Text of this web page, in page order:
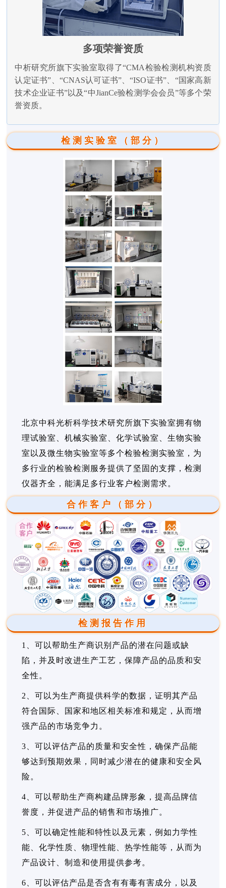
多项荣誉资质
中析研究所旗下实验室取得了“CMA检验检测机构资质
认定证书”、“CNAS认可证书”、“ISO证书”、“国家高新
技术企业证书”以及“中JianCe验检测学会会员”等多个荣
誉资质。
检测实验室（部分）
北京中科光析科学技术研究所旗下实验室拥有物
理试验室、机械实验室、化学试验室、生物实验
室以及微生物实验室等多个检验检测实验室，为
多行业的检验检测服务提供了坚固的支撑，检测
仪器齐全，能满足多行业客户检测需求。
合作客户（部分）
检测报告作用
1、可以帮助生产商识别产品的潜在问题或缺
陷，并及时改进生产工艺，保障产品的品质和安
全性。
2、可以为生产商提供科学的数据，证明其产品
符合国际、国家和地区相关标准和规定，从而增
强产品的市场竞争力。
3、可以评估产品的质量和安全性，确保产品能
够达到预期效果，同时减少潜在的健康和安全风
险。
4、可以帮助生产商构建品牌形象，提高品牌信
誉度，并促进产品的销售和市场推广。
5、可以确定性能和特性以及元素，例如力学性
能、化学性质、物理性能、热学性能等，从而为
产品设计、制造和使用提供参考。
6、可以评估产品是否含有有毒有害成分，以及